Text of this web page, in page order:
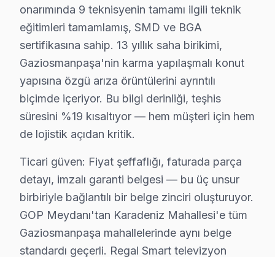
Coğrafi kırılıma geçildiğinde GOP Meydanı bölgesi
Servis kalitesi tarafında ise tablo belirgin biçimde
Gaziosmanpaşa'deki bu marka müşteri yolculuğunu
İkinci temas — İlk iletişim: Telefon veya mesaj yoluyla
Üçüncü temas — Saha müdahalesi: GOP Meydanı
Dördüncü temas — Teslim sonrası: Garanti belgesi +
Gaziosmanpaşa'de Regal servisiyle kurulan güven
İlişkisel güven: 13 yıl boyunca Gaziosmanpaşa'de
Gaziosmanpaşa'de Regal onarımlarından derlenen
GOP Meydanı bölgesindeki ölçüm sonuçlarımız bu
Regal IPS panelinde ek bir teknik inceleme noktası
Gaziosmanpaşa servis lojistiği, ilçenin Avrupa
onarımında 9 teknisyenin tamamı ilgili teknik
eğitimleri tamamlamış, SMD ve BGA
sertifikasına sahip. 13 yıllık saha birikimi,
Gaziosmanpaşa'nin karma yapılaşmalı konut
yapısına özgü arıza örüntülerini ayrıntılı
biçimde içeriyor. Bu bilgi derinliği, teşhis
süresini %19 kısaltıyor — hem müşteri için hem
de lojistik açıdan kritik.
Ticari güven: Fiyat şeffaflığı, faturada parça
detayı, imzalı garanti belgesi — bu üç unsur
birbiriyle bağlantılı bir belge zinciri oluşturuyor.
GOP Meydanı'tan Karadeniz Mahallesi'e tüm
Gaziosmanpaşa mahallelerinde aynı belge
standardı geçerli. Regal Smart televizyon